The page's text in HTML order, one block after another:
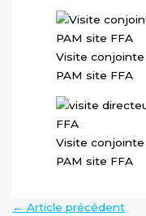
Visite
PAM site FFA
Visite
PAM site FFA
← Article précédent